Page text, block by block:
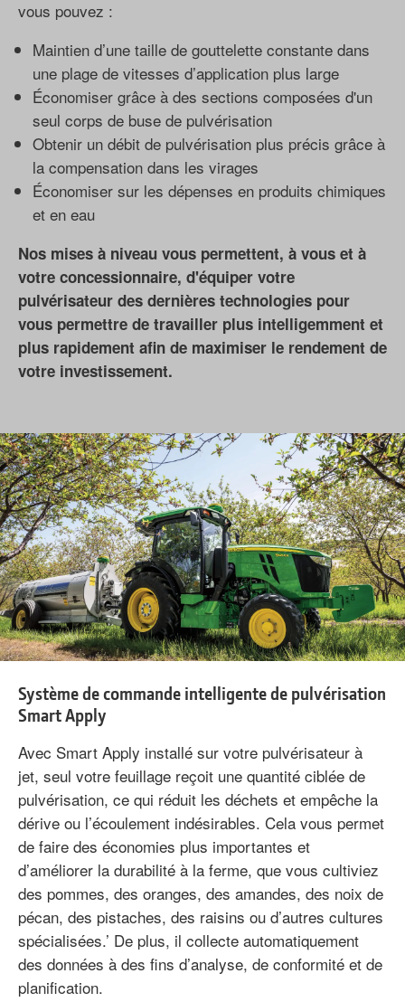
vous pouvez :
Maintien d’une taille de gouttelette constante dans
une plage de vitesses d’application plus large
Économiser grâce à des sections composées d'un
seul corps de buse de pulvérisation
Obtenir un débit de pulvérisation plus précis grâce à
la compensation dans les virages
Économiser sur les dépenses en produits chimiques
et en eau
Nos mises à niveau vous permettent, à vous et à
votre concessionnaire, d'équiper votre
pulvérisateur des dernières technologies pour
vous permettre de travailler plus intelligemment et
plus rapidement afin de maximiser le rendement de
votre investissement.
Système de commande intelligente de pulvérisation
Smart Apply
Avec Smart Apply installé sur votre pulvérisateur à
jet, seul votre feuillage reçoit une quantité ciblée de
pulvérisation, ce qui réduit les déchets et empêche la
dérive ou l’écoulement indésirables. Cela vous permet
de faire des économies plus importantes et
d’améliorer la durabilité à la ferme, que vous cultiviez
des pommes, des oranges, des amandes, des noix de
pécan, des pistaches, des raisins ou d’autres cultures
spécialisées.’ De plus, il collecte automatiquement
des données à des fins d’analyse, de conformité et de
planification.